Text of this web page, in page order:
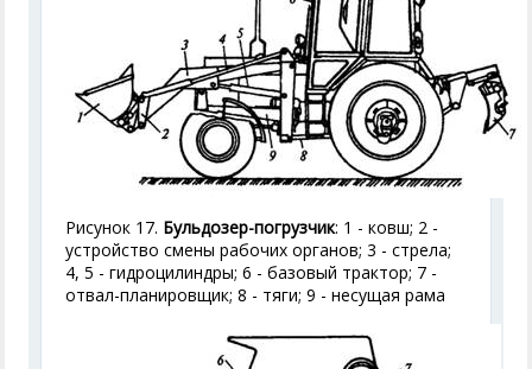
Рисунок 17. Бульдозер-погрузчик: 1 - ковш; 2 -
устройство смены рабочих органов; 3 - стрела;
4, 5 - гидроцилиндры; 6 - базовый трактор; 7 -
отвал-планировщик; 8 - тяги; 9 - несущая рама